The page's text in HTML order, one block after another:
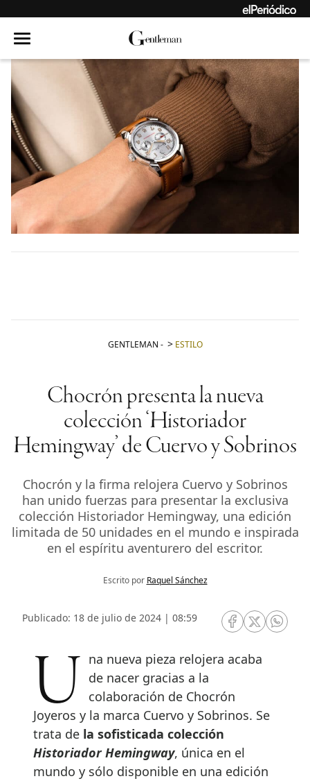
GENTLEMAN - ESTILO
Chocrón presenta la nueva
colección ‘Historiador
Hemingway’ de Cuervo y Sobrinos
Chocrón y la firma relojera Cuervo y Sobrinos
han unido fuerzas para presentar la exclusiva
colección Historiador Hemingway, una edición
limitada de 50 unidades en el mundo e inspirada
en el espíritu aventurero del escritor.
Escrito por Raquel Sánchez
Publicado: 18 de julio de 2024 | 08:59
RRSS Facebook
RRSSRRSS
Una nueva pieza relojera acaba
de nacer gracias a la
colaboración de Chocrón
Joyeros y la marca Cuervo y Sobrinos. Se
trata de la sofisticada colección
Historiador Hemingway, única en el
mundo y sólo disponible en una edición